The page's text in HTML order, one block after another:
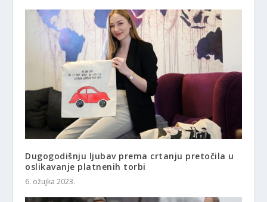
Dugogodišnju ljubav prema crtanju pretočila u
oslikavanje platnenih torbi
6. ožujka 2023.